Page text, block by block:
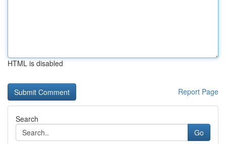
HTML is disabled
Report Page
Search
Go